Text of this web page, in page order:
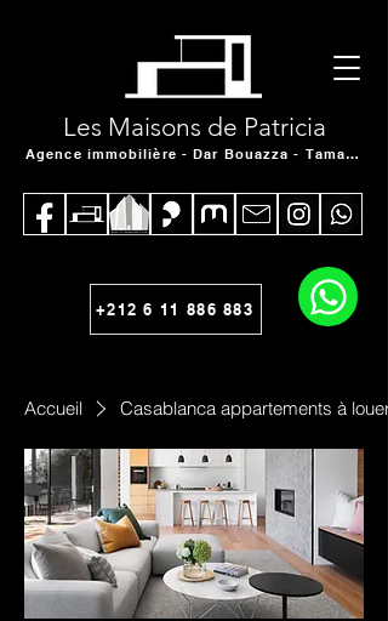
Les Maisons de Patricia
Agence immobilière - Dar Bouazza - Tamaris
+212 6 11 886 883
Accueil Casablanca appartements à louer